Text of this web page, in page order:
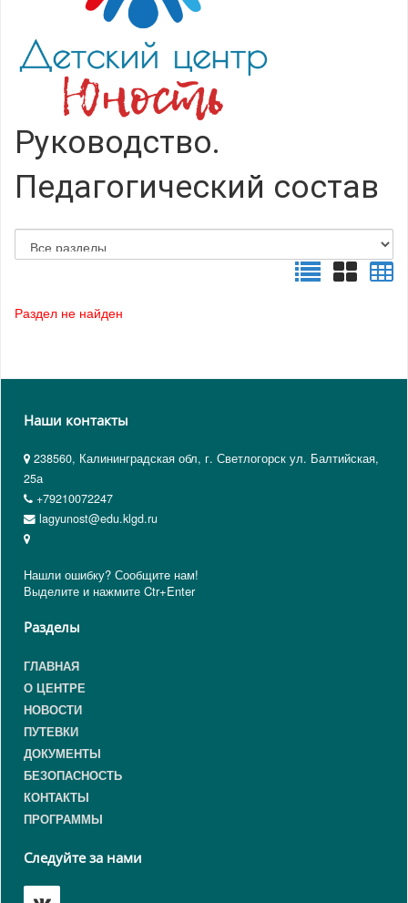
Руководство.
Педагогический состав
Раздел не найден
Наши контакты
238560, Калининградская обл, г. Светлогорск ул. Балтийская,
25а
+79210072247
lagyunost@edu.klgd.ru
Нашли ошибку? Сообщите нам!
Выделите и нажмите Ctr+Enter
Разделы
ГЛАВНАЯ
О ЦЕНТРЕ
НОВОСТИ
ПУТЕВКИ
ДОКУМЕНТЫ
БЕЗОПАСНОСТЬ
КОНТАКТЫ
ПРОГРАММЫ
Следуйте за нами